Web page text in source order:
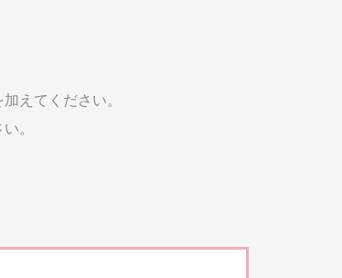
えてください。
。